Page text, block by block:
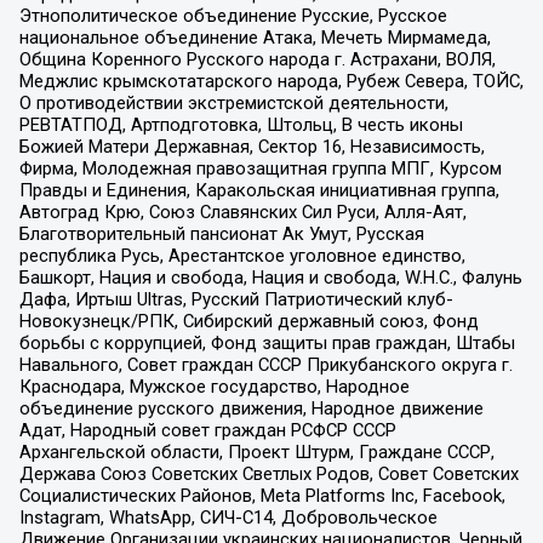
Этнополитическое объединение Русские, Русское
национальное объединение Атака, Мечеть Мирмамеда,
Община Коренного Русского народа г. Астрахани, ВОЛЯ,
Меджлис крымскотатарского народа, Рубеж Севера, ТОЙС,
О противодействии экстремистской деятельности,
РЕВТАТПОД, Артподготовка, Штольц, В честь иконы
Божией Матери Державная, Сектор 16, Независимость,
Фирма, Молодежная правозащитная группа МПГ, Курсом
Правды и Единения, Каракольская инициативная группа,
Автоград Крю, Союз Славянских Сил Руси, Алля-Аят,
Благотворительный пансионат Ак Умут, Русская
республика Русь, Арестантское уголовное единство,
Башкорт, Нация и свобода, Нация и свобода, W.H.С., Фалунь
Дафа, Иртыш Ultras, Русский Патриотический клуб-
Новокузнецк/РПК, Сибирский державный союз, Фонд
борьбы с коррупцией, Фонд защиты прав граждан, Штабы
Навального, Совет граждан СССР Прикубанского округа г.
Краснодара, Мужское государство, Народное
объединение русского движения, Народное движение
Адат, Народный совет граждан РСФСР СССР
Архангельской области, Проект Штурм, Граждане СССР,
Держава Союз Советских Светлых Родов, Совет Советских
Социалистических Районов, Meta Platforms Inc, Facebook,
Instagram, WhatsApp, СИЧ-С14, Добровольческое